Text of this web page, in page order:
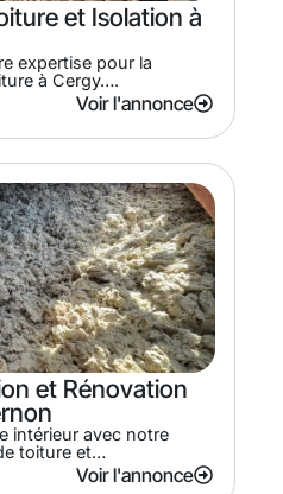
et Isolation à
expertise pour la
à Cergy….
Voir l'annonce
et Rénovation
intérieur avec notre
toiture et…
Voir l'annonce